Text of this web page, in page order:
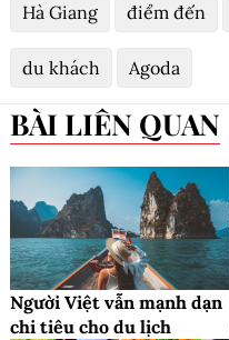
Hà Giang điểm đến
du khách Agoda
BÀI LIÊN QUAN
Người Việt vẫn mạnh dạn
chi tiêu cho du lịch